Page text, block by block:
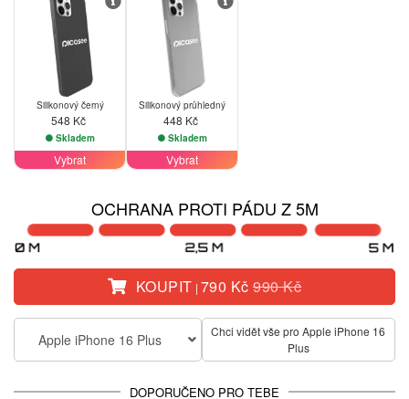
Silikonový černý
548 Kč
Skladem
Vybrat
Silikonový průhledný
448 Kč
Skladem
Vybrat
OCHRANA PROTI PÁDU Z 5M
KOUPIT | 790 Kč990 Kč
Apple iPhone 16 Plus
Chci vidět vše pro Apple iPhone 16
Plus
DOPORUČENO PRO TEBE